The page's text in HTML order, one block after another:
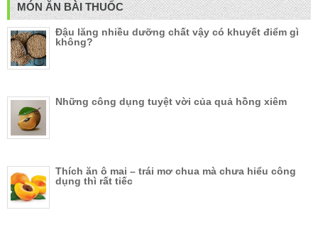
MÓN ĂN BÀI THUỐC
Đậu lăng nhiều dưỡng chất vậy có khuyết điểm gì
không?
Những công dụng tuyệt vời của quả hồng xiêm
Thích ăn ô mai – trái mơ chua mà chưa hiểu công
dụng thì rất tiếc